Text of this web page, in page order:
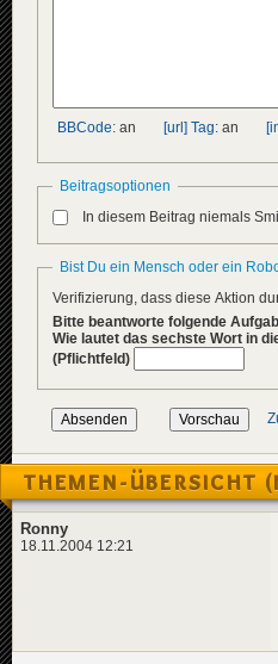
BBCode: an [url] Tag: an
Beitragsoptionen
In diesem Beitrag niemals
Bist Du ein Mensch oder ein
Verifizierung, dass diese Aktion
Bitte beantworte folgende
Wie lautet das sechste Wort in
(Pflichtfeld)
THEMEN-ÜBERSICHT
Ronny
18.11.2004 12:21